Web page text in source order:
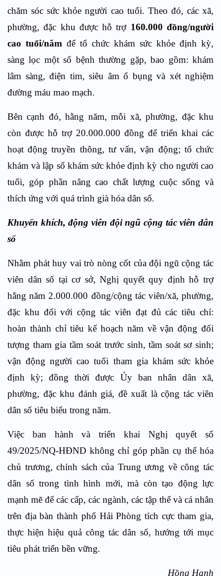
chăm sóc sức khỏe người cao tuổi. Theo đó, các xã,
phường, đặc khu được hỗ trợ 160.000 đồng/người
cao tuổi/năm để tổ chức khám sức khỏe định kỳ,
sàng lọc một số bệnh thường gặp, bao gồm: khám
lâm sàng, điện tim, siêu âm ổ bụng và xét nghiệm
đường máu mao mạch.
Bên cạnh đó, hằng năm, mỗi xã, phường, đặc khu
còn được hỗ trợ 20.000.000 đồng để triển khai các
hoạt động truyền thông, tư vấn, vận động; tổ chức
khám và lập sổ khám sức khỏe định kỳ cho người cao
tuổi, góp phần nâng cao chất lượng cuộc sống và
thích ứng với quá trình già hóa dân số.
Khuyến khích, động viên đội ngũ cộng tác viên dân
số
Nhằm phát huy vai trò nòng cốt của đội ngũ cộng tác
viên dân số tại cơ sở, Nghị quyết quy định hỗ trợ
hằng năm 2.000.000 đồng/cộng tác viên/xã, phường,
đặc khu đối với cộng tác viên đạt đủ các tiêu chí:
hoàn thành chỉ tiêu kế hoạch năm về vận động đối
tượng tham gia tầm soát trước sinh, tầm soát sơ sinh;
vận động người cao tuổi tham gia khám sức khỏe
định kỳ; đồng thời được Ủy ban nhân dân xã,
phường, đặc khu đánh giá, đề xuất là cộng tác viên
dân số tiêu biểu trong năm.
Việc ban hành và triển khai Nghị quyết số
49/2025/NQ-HĐND không chỉ góp phần cụ thể hóa
chủ trương, chính sách của Trung ương về công tác
dân số trong tình hình mới, mà còn tạo động lực
mạnh mẽ để các cấp, các ngành, các tập thể và cá nhân
trên địa bàn thành phố Hải Phòng tích cực tham gia,
thực hiện hiệu quả công tác dân số, hướng tới mục
tiêu phát triển bền vững.
Hồng Hạnh